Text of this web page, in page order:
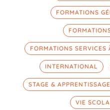
FORMATIONS
FORMATIONS
INTERNATIONAL
STAGE & APPRENTISSAGE
VIE